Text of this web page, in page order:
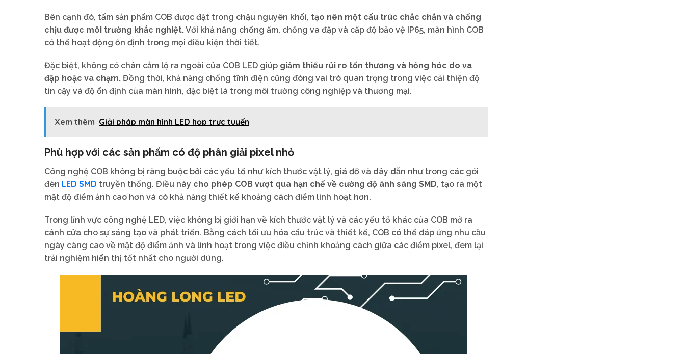
Bên cạnh đó, tấm sản phẩm COB được đặt trong chậu nguyên khối, tạo nên một cấu trúc chắc chắn và chống
chịu được môi trường khắc nghiệt.Với khả năng chống ẩm, chống va đập và cấp độ bảo vệ IP65, màn hình COB
có thể hoạt động ổn định trong mọi điều kiện thời tiết.
Đặc biệt, không có chân cắm lộ ra ngoài của COB LED giúp giảm thiểu rủi ro tổn thương và hỏng hóc do va
đập hoặc va chạm. Đồng thời, khả năng chống tĩnh điện cũng đóng vai trò quan trọng trong việc cải thiện độ
tin cậy và độ ổn định của màn hình, đặc biệt là trong môi trường công nghiệp và thương mại.
Xem thêm Giải pháp màn hình LED họp trực tuyến
Phù hợp với các sản phẩm có độ phân giải pixel nhỏ
Công nghệ COB không bị ràng buộc bởi các yếu tố như kích thước vật lý, giá đỡ và dây dẫn như trong các gói
đèn LED SMD truyền thống. Điều này cho phép COB vượt qua hạn chế về cường độ ánh sáng SMD, tạo ra một
mật độ điểm ảnh cao hơn và có khả năng thiết kế khoảng cách điểm linh hoạt hơn.
Trong lĩnh vực công nghệ LED, việc không bị giới hạn về kích thước vật lý và các yếu tố khác của COB mở ra
cánh cửa cho sự sáng tạo và phát triển. Bằng cách tối ưu hóa cấu trúc và thiết kế, COB có thể đáp ứng nhu cầu
ngày càng cao về mật độ điểm ảnh và linh hoạt trong việc điều chỉnh khoảng cách giữa các điểm pixel, đem lại
trải nghiệm hiển thị tốt nhất cho người dùng.